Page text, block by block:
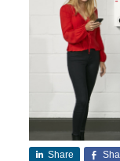
Share